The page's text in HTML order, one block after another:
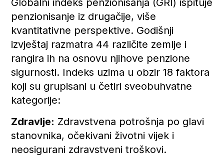
penzionisanje iz drugačije, više
kvantitativne perspektive. Godišnji
izvještaj razmatra 44 različite zemlje i
rangira ih na osnovu njihove penzione
sigurnosti. Indeks uzima u obzir 18 faktora
koji su grupisani u četiri sveobuhvatne
kategorije:
Zdravlje: Zdravstvena potrošnja po glavi
stanovnika, očekivani životni vijek i
neosigurani zdravstveni troškovi.